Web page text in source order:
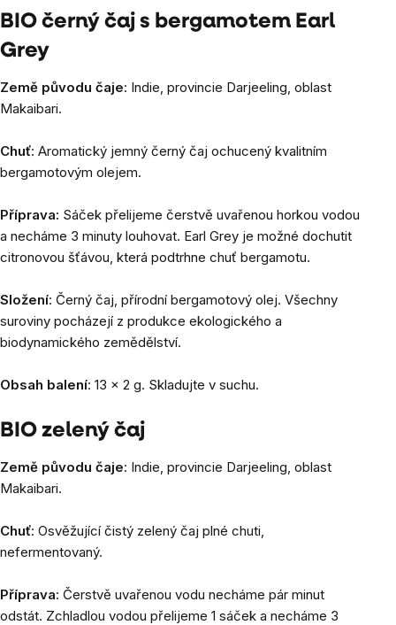
BIO černý čaj s bergamotem Earl
Grey
Země původu čaje: Indie, provincie Darjeeling, oblast
Makaibari.
Chuť: Aromatický jemný černý čaj ochucený kvalitním
bergamotovým olejem.
Příprava: Sáček přelijeme čerstvě uvařenou horkou vodou
a necháme 3 minuty louhovat. Earl Grey je možné dochutit
citronovou šťávou, která podtrhne chuť bergamotu.
Složení: Černý čaj, přírodní bergamotový olej. Všechny
suroviny pocházejí z produkce ekologického a
biodynamického zemědělství.
Obsah balení: 13 x 2 g. Skladujte v suchu.
BIO zelený čaj
Země původu čaje: Indie, provincie Darjeeling, oblast
Makaibari.
Chuť: Osvěžující čistý zelený čaj plné chuti,
nefermentovaný.
Příprava: Čerstvě uvařenou vodu necháme pár minut
odstát. Zchladlou vodou přelijeme 1 sáček a necháme 3